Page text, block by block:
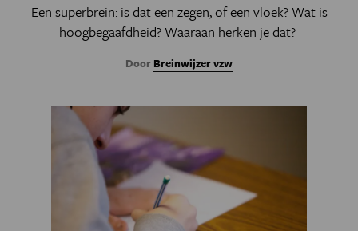
Een superbrein: is dat een zegen, of een vloek? Wat is
hoogbegaafdheid? Waaraan herken je dat?
Door Breinwijzer vzw